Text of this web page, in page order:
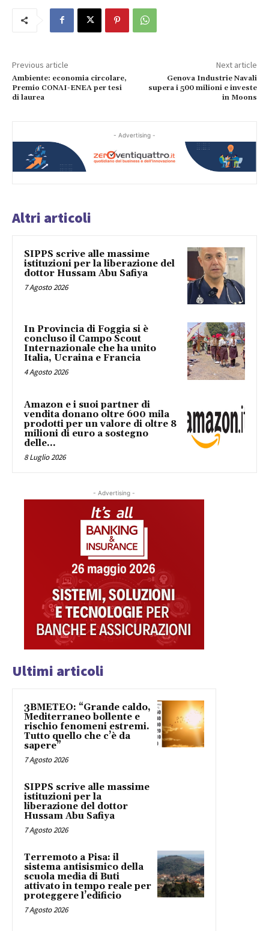
Previous article
Ambiente: economia circolare,
Premio CONAI-ENEA per tesi
di laurea
Next article
Genova Industrie Navali
supera i 500 milioni e investe
in Moons
- Advertising -
Altri articoli
SIPPS scrive alle massime
istituzioni per la liberazione del
dottor Hussam Abu Safiya
7 Agosto 2026
In Provincia di Foggia si è
concluso il Campo Scout
Internazionale che ha unito
Italia, Ucraina e Francia
4 Agosto 2026
Amazon e i suoi partner di
vendita donano oltre 600 mila
prodotti per un valore di oltre 8
milioni di euro a sostegno
delle...
8 Luglio 2026
- Advertising -
Ultimi articoli
3BMETEO: “Grande caldo,
Mediterraneo bollente e
rischio fenomeni estremi.
Tutto quello che c’è da
sapere”
7 Agosto 2026
SIPPS scrive alle massime
istituzioni per la
liberazione del dottor
Hussam Abu Safiya
7 Agosto 2026
Terremoto a Pisa: il
sistema antisismico della
scuola media di Buti
attivato in tempo reale per
proteggere l’edificio
7 Agosto 2026